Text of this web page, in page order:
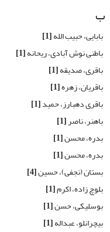
ب
بابایی، حبیب الله[1]
باطنی نوش آبادی، ریحانه[1]
باقری، صدیقه[1]
باقریان، زهره[1]
باقری دهبارز، حمید[1]
باهنر، ناصر[1]
بدره، محسن[1]
بدره، محسن[1]
بستان (نجفی)، حسین[4]
بلوچ زاده، اکرم[1]
بوسلیکی، حسن[1]
بیچرانلو، عبداله[1]